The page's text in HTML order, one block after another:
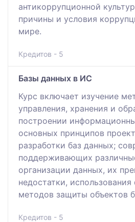
антикоррупционной
причины и условия
мире.
Кредитов - 5
Базы данных в ИС
Курс включает изучение
управления, хранения и
построении
основных принципов
разработки баз данных;
поддерживающих
организации данных, их
недостатки, использования
методов защиты объектов
Кредитов - 5